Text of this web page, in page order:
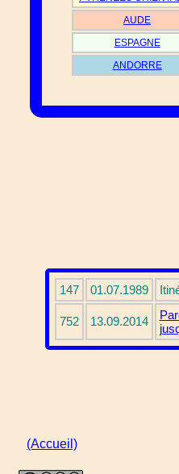
AUDE
ESPAGNE
ANDORRE
147 01.07.1989
752 13.09.2014
(Accueil)